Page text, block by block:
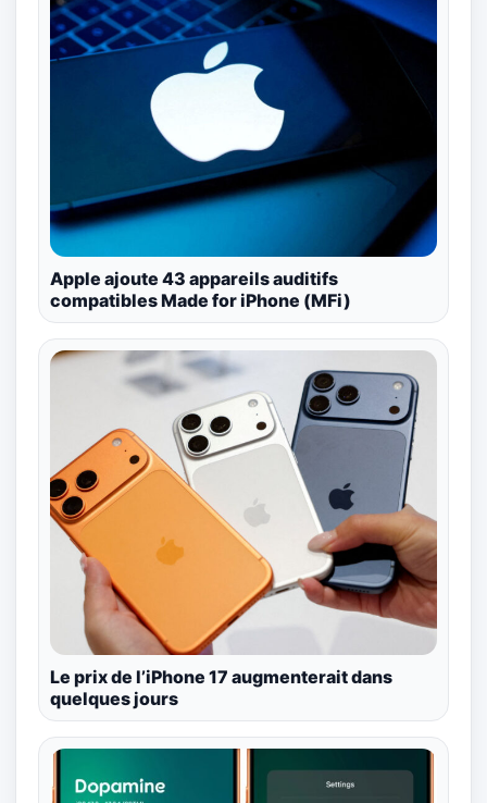
Apple ajoute 43 appareils auditifs
compatibles Made for iPhone (MFi)
Le prix de l’iPhone 17 augmenterait dans
quelques jours